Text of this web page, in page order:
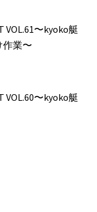
VOL.61〜kyoko艇
作業〜
VOL.60〜kyoko艇